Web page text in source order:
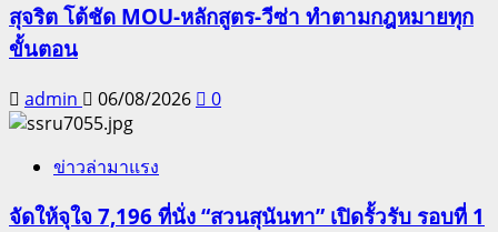
สุจริต โต้ชัด MOU-หลักสูตร-วีซ่า ทำตามกฎหมายทุก
ขั้นตอน
admin 06/08/2026 0
ข่าวล่ามาแรง
จัดให้จุใจ 7,196 ที่นั่ง “สวนสุนันทา” เปิดรั้วรับ รอบที่ 1